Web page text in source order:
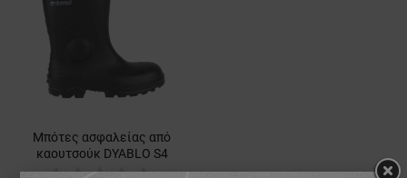
Μπότες ασφαλείας από
καουτσούκ DYABLO S4
SRC